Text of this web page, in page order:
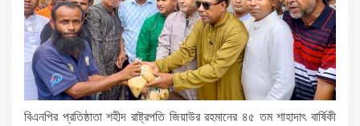
বিএনপির প্রতিষ্ঠাতা শহীদ রাষ্ট্রপতি জিয়াউর রহমানের ৪৫ তম শাহাদাৎ বার্ষিকী